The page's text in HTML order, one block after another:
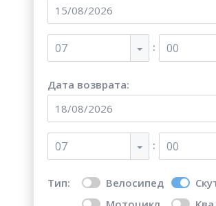
07 : 00
Дата возврата:
07 : 00
Тип: Велосипед